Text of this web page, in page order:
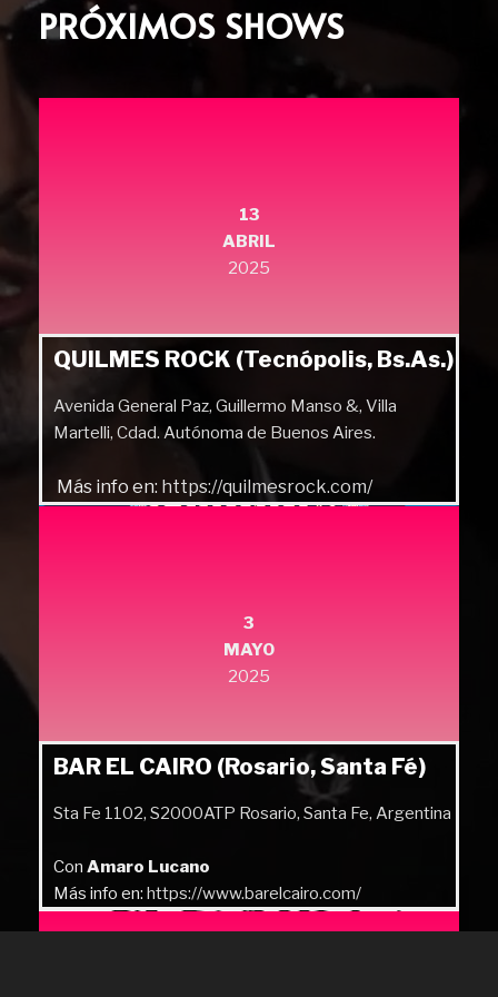
PRÓXIMOS SHOWS
13
ABRIL
2025
QUILMES ROCK (Tecnópolis, Bs.As.)
Avenida General Paz, Guillermo Manso &, Villa
Martelli, Cdad. Autónoma de Buenos Aires.
Más info en: https://quilmesrock.com/
3
MAYO
2025
BAR EL CAIRO (Rosario, Santa Fé)
Sta Fe 1102, S2000ATP Rosario, Santa Fe, Argentina
Con Amaro Lucano
Más info en: https://www.barelcairo.com/